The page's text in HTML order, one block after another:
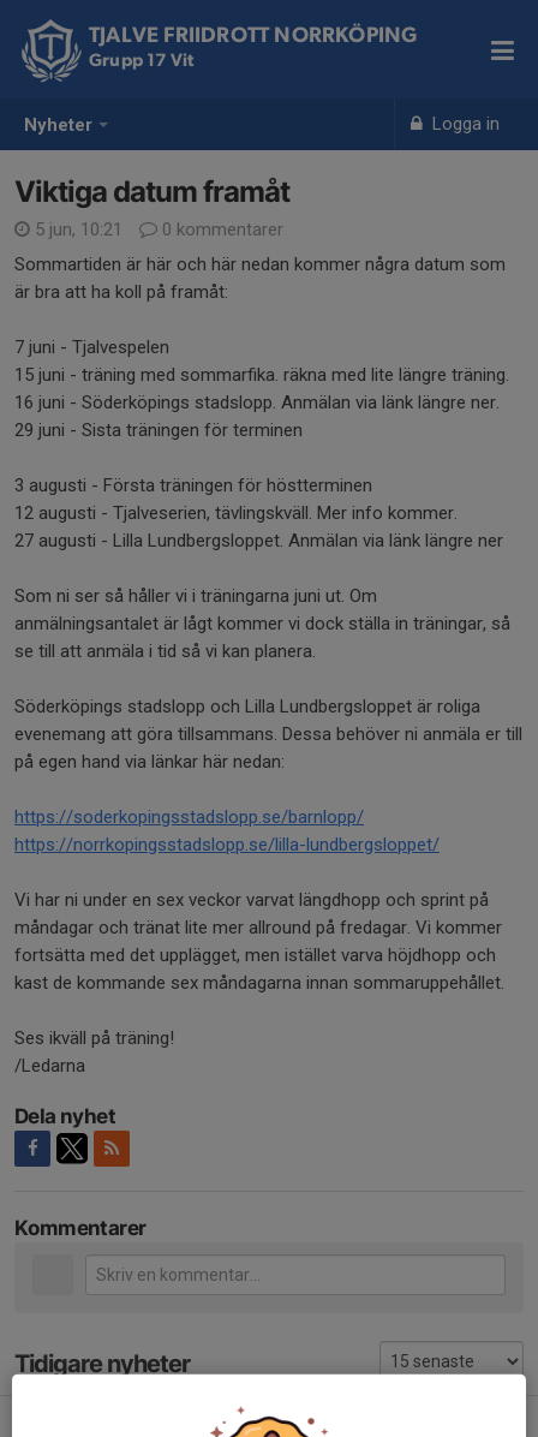
Nyheter Logga in
TJALVE FRIIDROTT NORRKÖPING
Grupp 17 Vit
Viktiga datum framåt
5 jun, 10:21
0 kommentarer
Sommartiden är här och här nedan kommer några datum som
är bra att ha koll på framåt:
7 juni - Tjalvespelen
15 juni - träning med sommarfika. räkna med lite längre träning.
16 juni - Söderköpings stadslopp. Anmälan via länk längre ner.
29 juni - Sista träningen för terminen
3 augusti - Första träningen för höstterminen
12 augusti - Tjalveserien, tävlingskväll. Mer info kommer.
27 augusti - Lilla Lundbergsloppet. Anmälan via länk längre ner
Som ni ser så håller vi i träningarna juni ut. Om
anmälningsantalet är lågt kommer vi dock ställa in träningar, så
se till att anmäla i tid så vi kan planera.
Söderköpings stadslopp och Lilla Lundbergsloppet är roliga
evenemang att göra tillsammans. Dessa behöver ni anmäla er till
på egen hand via länkar här nedan:
https://soderkopingsstadslopp.se/barnlopp/
https://norrkopingsstadslopp.se/lilla-lundbergsloppet/
Vi har ni under en sex veckor varvat längdhopp och sprint på
måndagar och tränat lite mer allround på fredagar. Vi kommer
fortsätta med det upplägget, men istället varva höjdhopp och
kast de kommande sex måndagarna innan sommaruppehållet.
Ses ikväll på träning!
/Ledarna
Dela nyhet
Kommentarer
Tidigare nyheter
Träning med vattenlek